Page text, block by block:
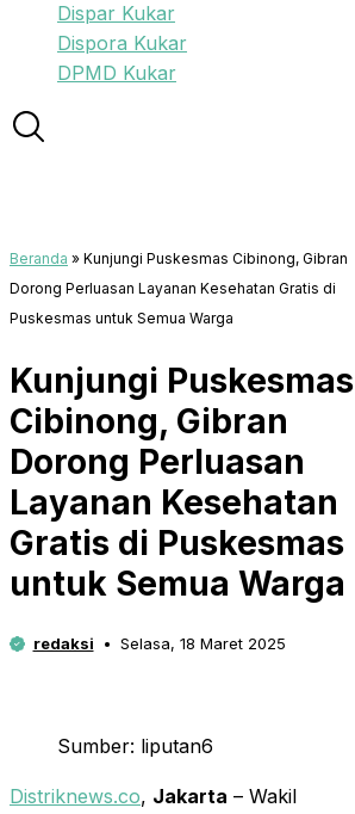
Dispar Kukar
Dispora Kukar
DPMD Kukar
Beranda » Kunjungi Puskesmas Cibinong, Gibran
Dorong Perluasan Layanan Kesehatan Gratis di
Puskesmas untuk Semua Warga
Kunjungi Puskesmas
Cibinong, Gibran
Dorong Perluasan
Layanan Kesehatan
Gratis di Puskesmas
untuk Semua Warga
redaksi Selasa, 18 Maret 2025
Sumber: liputan6
Distriknews.co, Jakarta – Wakil